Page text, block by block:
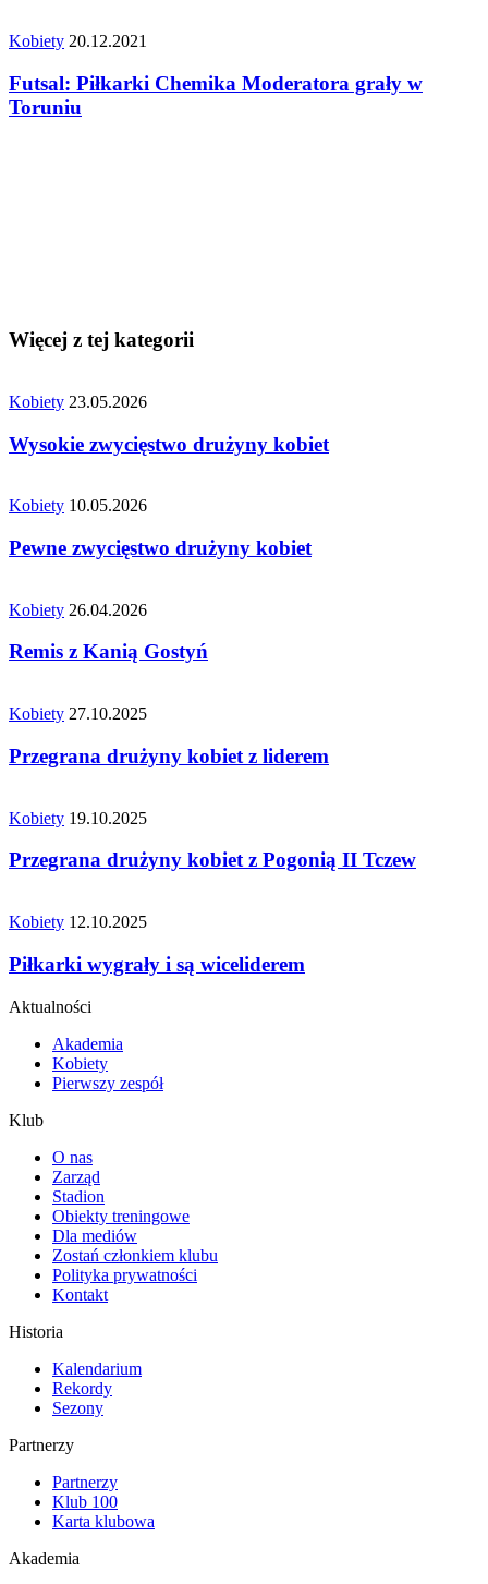
Kobiety 20.12.2021
Futsal: Piłkarki Chemika Moderatora grały w
Toruniu
Więcej z tej kategorii
Kobiety 23.05.2026
Wysokie zwycięstwo drużyny kobiet
Kobiety 10.05.2026
Pewne zwycięstwo drużyny kobiet
Kobiety 26.04.2026
Remis z Kanią Gostyń
Kobiety 27.10.2025
Przegrana drużyny kobiet z liderem
Kobiety 19.10.2025
Przegrana drużyny kobiet z Pogonią II Tczew
Kobiety 12.10.2025
Piłkarki wygrały i są wiceliderem
Aktualności
Akademia
Kobiety
Pierwszy zespół
Klub
O nas
Zarząd
Stadion
Obiekty treningowe
Dla mediów
Zostań członkiem klubu
Polityka prywatności
Kontakt
Historia
Kalendarium
Rekordy
Sezony
Partnerzy
Partnerzy
Klub 100
Karta klubowa
Akademia